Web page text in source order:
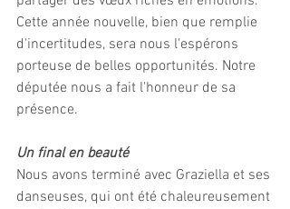
Cette année nouvelle, bien que remplie
d'incertitudes, sera nous l'espérons
porteuse de belles opportunités. Notre
députée nous a fait l'honneur de sa
présence.
Un final en beauté
Nous avons terminé avec Graziella et ses
danseuses, qui ont été chaleureusement